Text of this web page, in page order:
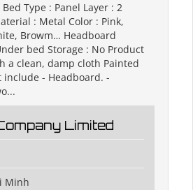
Type : Panel Layer : 2
: Metal Color : Pink,
Browm… Headboard
bed Storage : No Product
a clean, damp cloth Painted
include - Headboard. -
Limited
Minh